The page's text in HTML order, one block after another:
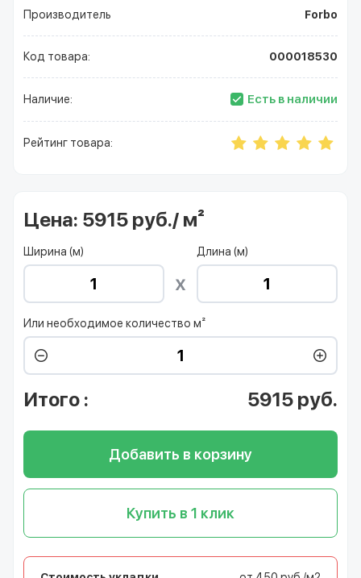
Производитель Forbo
Код товара: 000018530
Наличие: Есть в наличии
Рейтинг товара:
Цена: 5915 руб./ м²
Ширина (м) Длина (м)
Или необходимое количество м²
Итого : 5915 руб.
Добавить в корзину
Купить в 1 клик